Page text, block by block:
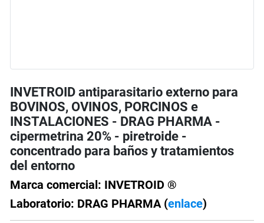
INVETROID antiparasitario externo para
BOVINOS, OVINOS, PORCINOS e
INSTALACIONES - DRAG PHARMA -
cipermetrina 20% - piretroide -
concentrado para baños y tratamientos
del entorno
Marca comercial: INVETROID ®
Laboratorio: DRAG PHARMA (enlace)